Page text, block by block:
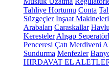
Tahliye Hortumu Conta
Süzgeçler İnşaat Makineleri
Arabaları Caraskallar
Keresteler Ahşap
Penceresi Çatı Merdiveni
Sundurma Menfezler
HIRDAVAT EL